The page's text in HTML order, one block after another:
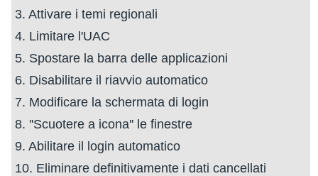
3. Attivare i temi regionali
4. Limitare l'UAC
5. Spostare la barra delle applicazioni
6. Disabilitare il riavvio automatico
7. Modificare la schermata di login
8. ''Scuotere a icona'' le finestre
9. Abilitare il login automatico
10. Eliminare definitivamente i dati cancellati